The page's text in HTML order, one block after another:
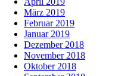
März 2019
Februar 2019
Januar 2019
Dezember 2018
November 2018
Oktober 2018